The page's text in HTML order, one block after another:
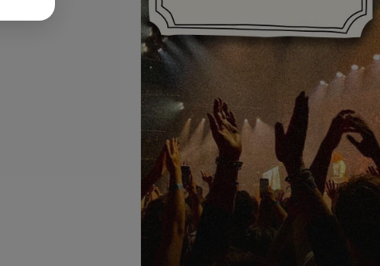
Подробнее